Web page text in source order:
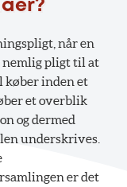
når en
nemlig pligt til at
køber inden et
et overblik
og dermed
underskrives.
er det